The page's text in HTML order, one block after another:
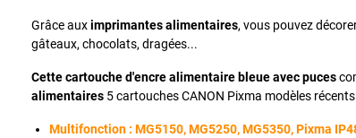
Grâce auximprimantes alimentaires, vous pouvez
gâteaux, chocolats, dragées...
Cette cartouche d'encre alimentaire bleue avec puces
alimentaires 5 cartouches CANON Pixma modèles
Multifonction : MG5150, MG5250, MG5350, Pixma